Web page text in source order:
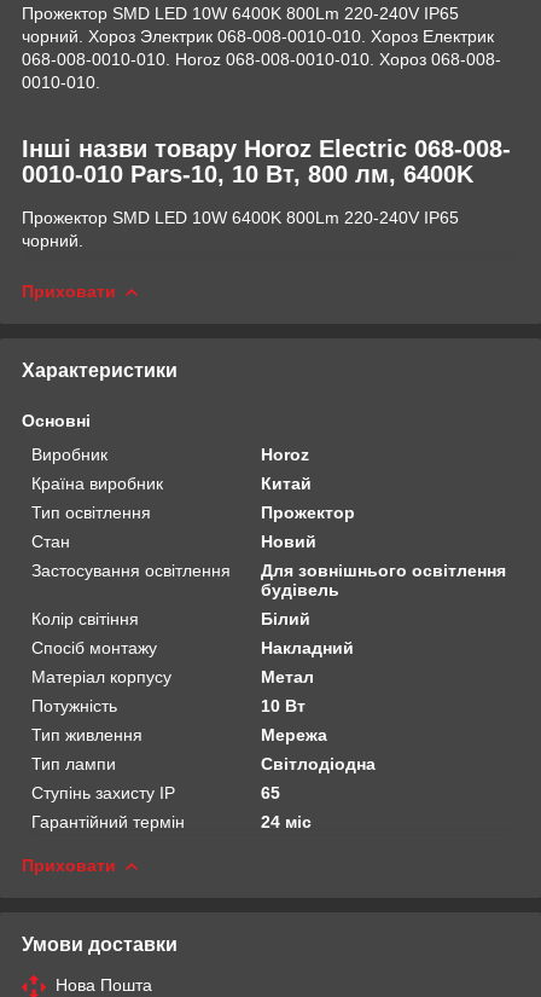
Прожектор SMD LED 10W 6400K 800Lm 220-240V IP65
чорний. Хороз Электрик 068-008-0010-010. Хороз Електрик
068-008-0010-010. Horoz 068-008-0010-010. Хороз 068-008-
0010-010.
Інші назви товару Horoz Electric 068-008-
0010-010 Pars-10, 10 Вт, 800 лм, 6400K
Прожектор SMD LED 10W 6400K 800Lm 220-240V IP65
чорний.
Приховати
Характеристики
Основні
Виробник
Horoz
Країна виробник
Китай
Тип освітлення
Прожектор
Стан
Новий
Застосування освітлення
Для зовнішнього освітлення
будівель
Колір світіння
Білий
Спосіб монтажу
Накладний
Матеріал корпусу
Метал
Потужність
10 Вт
Тип живлення
Мережа
Тип лампи
Світлодіодна
Ступінь захисту IP
65
Гарантійний термін
24 міс
Приховати
Умови доставки
Нова Пошта